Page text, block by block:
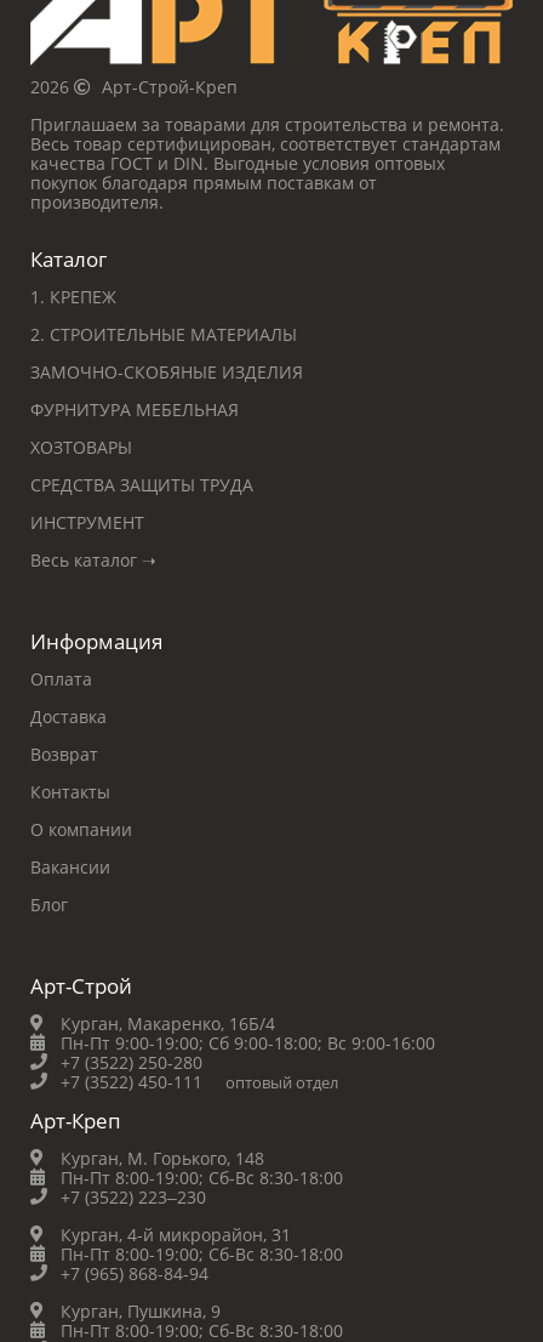
2026
Арт-Строй-Креп
Приглашаем за товарами для строительства и ремонта.
Весь товар сертифицирован, соответствует стандартам
качества ГОСТ и DIN. Выгодные условия оптовых
покупок благодаря прямым поставкам от
производителя.
Каталог
1. КРЕПЕЖ
2. СТРОИТЕЛЬНЫЕ МАТЕРИАЛЫ
ЗАМОЧНО-СКОБЯНЫЕ ИЗДЕЛИЯ
ФУРНИТУРА МЕБЕЛЬНАЯ
ХОЗТОВАРЫ
СРЕДСТВА ЗАЩИТЫ ТРУДА
ИНСТРУМЕНТ
Весь каталог ➝
Информация
Оплата
Доставка
Возврат
Контакты
О компании
Вакансии
Блог
Арт-Строй
Курган, Макаренко, 16Б/4
Пн-Пт 9:00-19:00; Сб 9:00-18:00; Вс 9:00-16:00
+7 (3522) 250-280
+7 (3522) 450-111
оптовый отдел
Арт-Креп
Курган, М. Горького, 148
Пн-Пт 8:00-19:00; Сб-Вс 8:30-18:00
+7 (3522) 223‒230
Курган, 4-й микрорайон, 31
Пн-Пт 8:00-19:00; Сб-Вс 8:30-18:00
+7 (965) 868-84-94
Курган, Пушкина, 9
Пн-Пт 8:00-19:00; Сб-Вс 8:30-18:00